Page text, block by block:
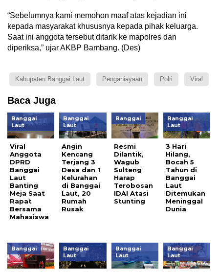
“Sebelumnya kami memohon maaf atas kejadian ini
kepada masyarakat khususnya kepada pihak keluarga.
Saat ini anggota tersebut ditarik ke mapolres dan
diperiksa,” ujar AKBP Bambang. (Des)
Kabupaten Banggai Laut Penganiayaan Polri Viral
Baca Juga
Banggai
Laut
Viral
Anggota
DPRD
Banggai
Laut
Banting
Meja Saat
Rapat
Bersama
Mahasiswa
Banggai
Laut
Angin
Kencang
Terjang 3
Desa dan 1
Kelurahan
di Banggai
Laut, 20
Rumah
Rusak
Banggai
Resmi
Dilantik,
Wagub
Sulteng
Harap
Terobosan
IDAI Atasi
Stunting
Banggai
Laut
3 Hari
Hilang,
Bocah 5
Tahun di
Banggai
Laut
Ditemukan
Meninggal
Dunia
Banggai
Banggai
Laut
Banggai
Laut
Banggai
Laut